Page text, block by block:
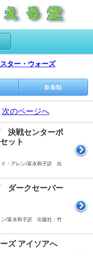
スター・ウォーズ
新着順
次のページへ
決戦センターポ
ット
ド・アレン/富永和子訳 出
ダークセーバー
ン/富永和子訳 出版社：竹
ズ アイソアへ